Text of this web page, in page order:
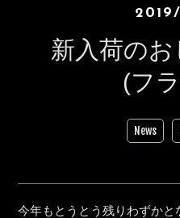
新入荷のお
(フ
News
今年もとうとう残りわずかと